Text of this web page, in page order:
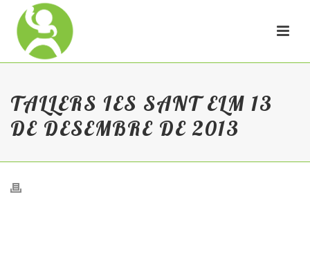
TALLERS IES SANT ELM 13
DE DESEMBRE DE 2013